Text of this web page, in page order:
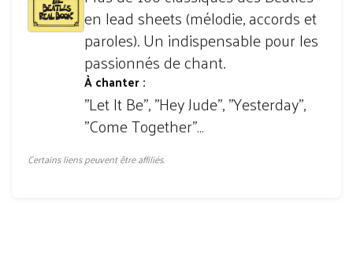
en lead sheets (mélodie, accords et
paroles). Un indispensable pour les
passionnés de chant.
À chanter :
"Let It Be", "Hey Jude", "Yesterday",
"Come Together"…
Certains liens peuvent être affiliés.